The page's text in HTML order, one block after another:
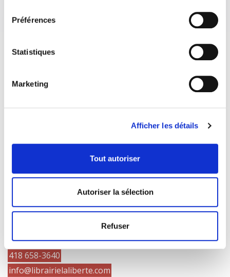
Préférences
Statistiques
Marketing
Afficher les détails
Tout autoriser
Autoriser la sélection
Refuser
1073 route de l'Église, Québec, QC G1V 3W2
Obtenir l’itinéraire
418 658-3640
info@librairielaliberte.com